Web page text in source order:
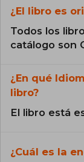
¿El libro es
Todos los
catálogo son
¿En qué
libro?
El libro está
¿Cuál es la